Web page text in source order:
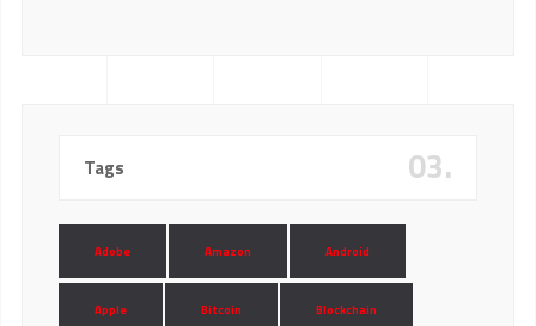
Tags 03.
Adobe Amazon Android
Apple Bitcoin Blockchain